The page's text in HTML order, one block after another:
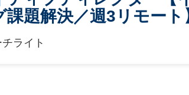
題解決／週3リモート
ライト